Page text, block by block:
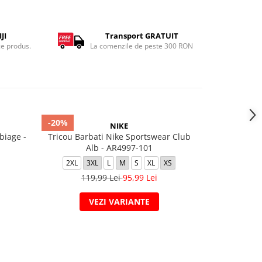
produs.
Transport GRATUIT
La comenzile de peste 300 RON
-
-20% NIKE
Tricou Barbati Nike Sportswear Club
Alb - AR4997-101
2XL 3XL L M S XL XS
119,99 Lei95,99 Lei
VEZI VARIANTE